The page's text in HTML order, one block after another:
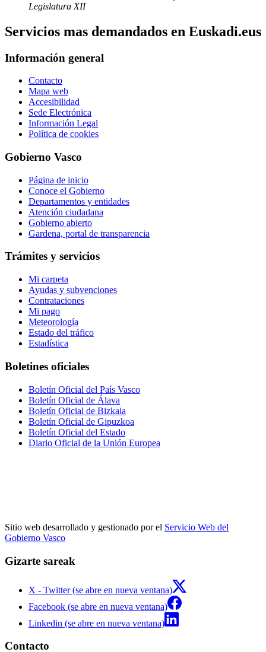
Legislatura XII
Servicios mas demandados en Euskadi.eus
Información general
Contacto
Mapa web
Accesibilidad
Sede Electrónica
Información Legal
Política de cookies
Gobierno Vasco
Página de inicio
Conoce el Gobierno
Departamentos y entidades
Atención ciudadana
Gobierno abierto
Gardena, portal de transparencia
Trámites y servicios
Mi carpeta
Ayudas y subvenciones
Contrataciones
Mi pago
Meteorología
Estado del tráfico
Estadística
Boletines oficiales
Boletín Oficial del País Vasco
Boletín Oficial de Álava
Boletín Oficial de Bizkaia
Boletín Oficial de Gipuzkoa
Boletín Oficial del Estado
Diario Oficial de la Unión Europea
Sitio web desarrollado y gestionado por el Servicio Web del
Gobierno Vasco
Gizarte sareak
X - Twitter (se abre en nueva ventana)
Facebook (se abre en nueva ventana)
Linkedin (se abre en nueva ventana)
Contacto